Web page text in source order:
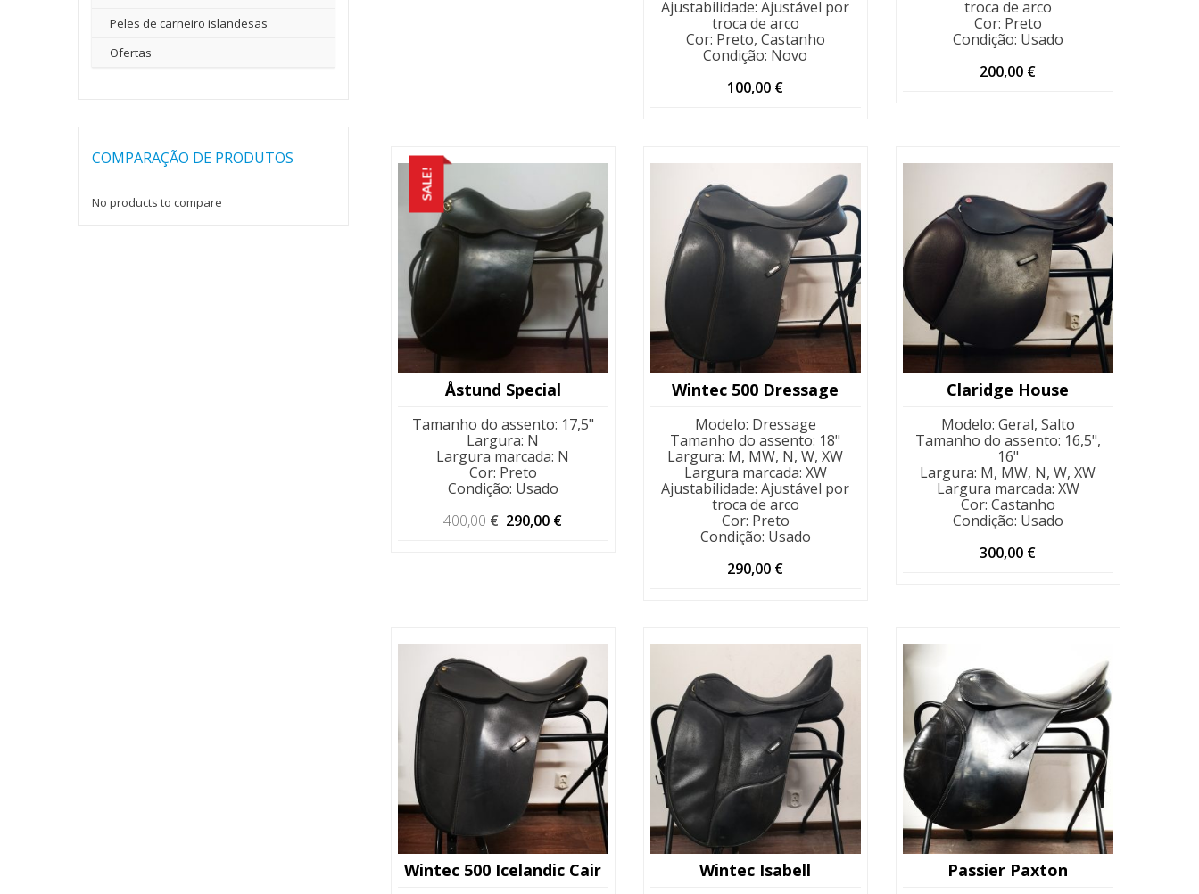
Ajustabilidade:Ajustável por
troca de arco
Cor: Preto, Castanho
Condição: Novo
100,00 €
troca de arco
Cor: Preto
Condição: Usado
200,00 €
SALE!
Åstund Special
Tamanho do assento: 17,5"
Largura: N
Largura marcada: N
Cor: Preto
Condição: Usado
400,00€ O
290,00 €
Wintec 500 Dressage
Modelo: Dressage
Tamanho do assento: 18"
Largura: M, MW, N, W, XW
Largura marcada: XW
Ajustabilidade:Ajustável por
troca de arco
Cor: Preto
Condição: Usado
290,00 €
Claridge House
Modelo: Geral, Salto
Tamanho do assento: 16,5",
16"
Largura: M, MW, N, W, XW
Largura marcada: XW
Cor: Castanho
Condição: Usado
300,00 €
Wintec 500 Icelandic Cair Wintec Isabell Passier Paxton
Peles de carneiro islandesas
Ofertas
COMPARAÇÃO DE PRODUTOS
No products to compare